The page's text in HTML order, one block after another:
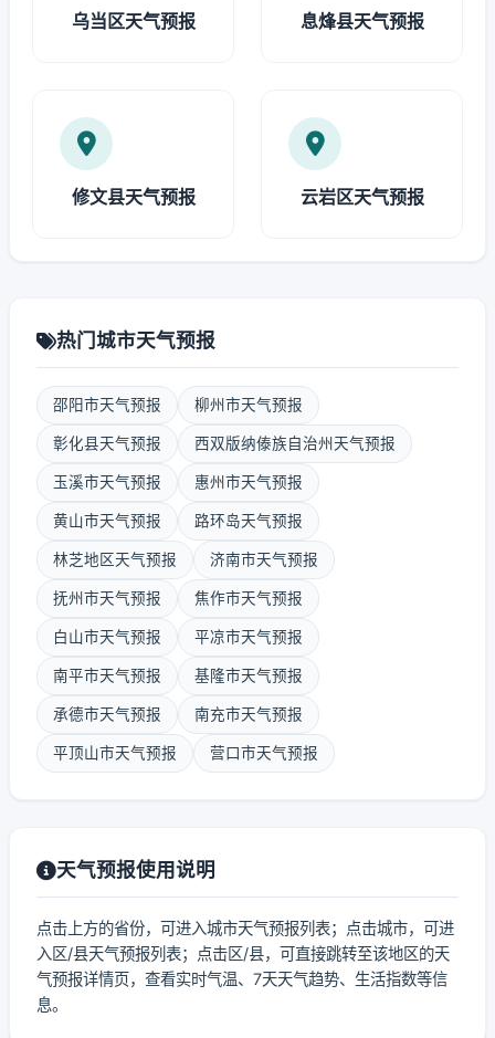
乌当区天气预报 息烽县天气预报
修文县天气预报 云岩区天气预报
热门城市天气预报
邵阳市天气预报 柳州市天气预报
彰化县天气预报 西双版纳傣族自治州天气预报
玉溪市天气预报 惠州市天气预报
黄山市天气预报 路环岛天气预报
林芝地区天气预报 济南市天气预报
抚州市天气预报 焦作市天气预报
白山市天气预报 平凉市天气预报
南平市天气预报 基隆市天气预报
承德市天气预报 南充市天气预报
平顶山市天气预报 营口市天气预报
天气预报使用说明
点击上方的省份，可进入城市天气预报列表；点击城市，可进
入区/县天气预报列表；点击区/县，可直接跳转至该地区的天
气预报详情页，查看实时气温、7天天气趋势、生活指数等信
息。